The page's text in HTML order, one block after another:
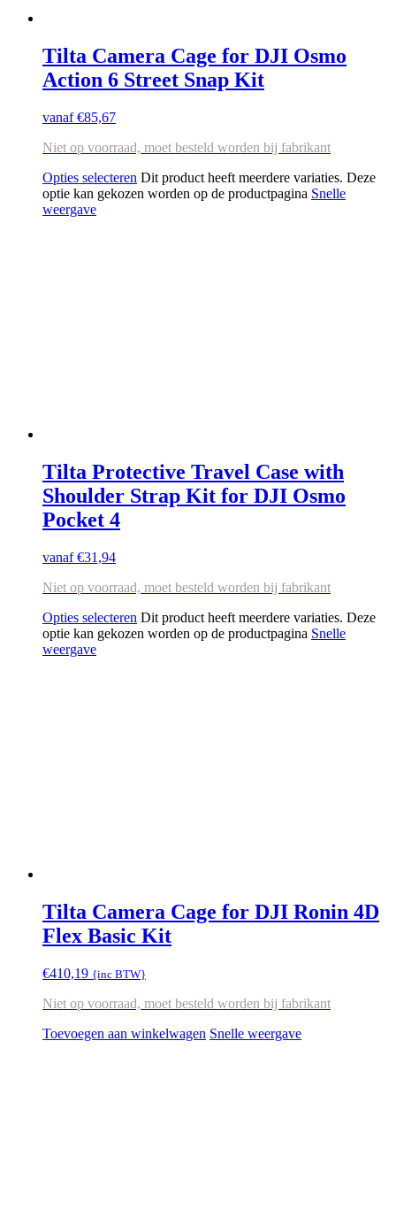
Tilta Camera Cage for DJI Osmo
Action 6 Street Snap Kit
vanaf€85,67
Niet op voorraad, moet besteld worden bij fabrikant
Opties selecteren Dit product heeft meerdere variaties. Deze
optie kan gekozen worden op de productpagina Snelle
weergave
Tilta Protective Travel Case with
Shoulder Strap Kit for DJI Osmo
Pocket 4
vanaf€31,94
Niet op voorraad, moet besteld worden bij fabrikant
Opties selecteren Dit product heeft meerdere variaties. Deze
optie kan gekozen worden op de productpagina Snelle
weergave
Tilta Camera Cage for DJI Ronin 4D
Flex Basic Kit
€410,19 {inc BTW}
Niet op voorraad, moet besteld worden bij fabrikant
Toevoegen aan winkelwagen Snelle weergave